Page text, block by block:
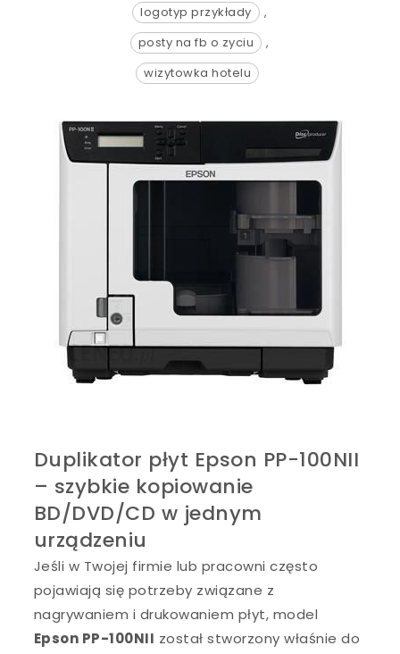
logotyp przykłady
,
posty na fb o zyciu
,
wizytowka hotelu
Duplikator płyt Epson PP-100NII
– szybkie kopiowanie
BD/DVD/CD w jednym
urządzeniu
Jeśli w Twojej firmie lub pracowni często
pojawiają się potrzeby związane z
nagrywaniem i drukowaniem płyt, model
Epson PP-100NII został stworzony właśnie do